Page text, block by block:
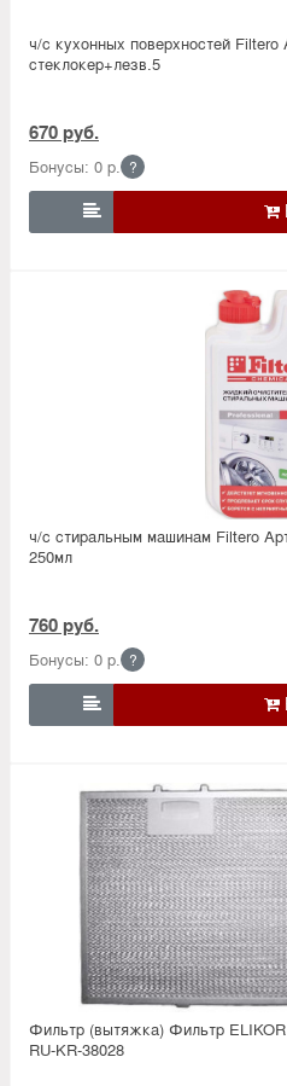
ч/с кухонных поверхностей
стеклокер+лезв.5
670 руб.
Бонусы: 0 р. ?

ч/с стиральным машинам Filtero
250мл
760 руб.
Бонусы: 0 р. ?

Фильтр (вытяжка) Фильтр
RU-KR-38028